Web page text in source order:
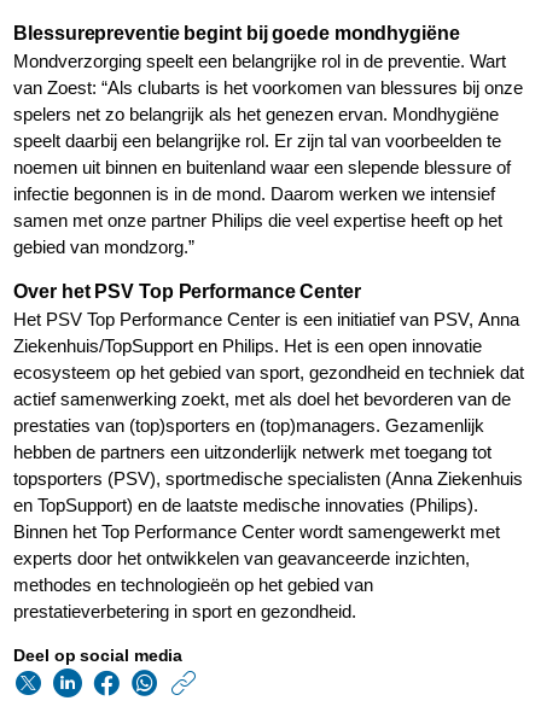
Blessurepreventie begint bij goede mondhygiëne
Mondverzorging speelt een belangrijke rol in de preventie. Wart
van Zoest: “Als clubarts is het voorkomen van blessures bij onze
spelers net zo belangrijk als het genezen ervan. Mondhygiëne
speelt daarbij een belangrijke rol. Er zijn tal van voorbeelden te
noemen uit binnen en buitenland waar een slepende blessure of
infectie begonnen is in de mond. Daarom werken we intensief
samen met onze partner Philips die veel expertise heeft op het
gebied van mondzorg.”
Over het PSV Top Performance Center
Het PSV Top Performance Center is een initiatief van PSV, Anna
Ziekenhuis/TopSupport en Philips. Het is een open innovatie
ecosysteem op het gebied van sport, gezondheid en techniek dat
actief samenwerking zoekt, met als doel het bevorderen van de
prestaties van (top)sporters en (top)managers. Gezamenlijk
hebben de partners een uitzonderlijk netwerk met toegang tot
topsporters (PSV), sportmedische specialisten (Anna Ziekenhuis
en TopSupport) en de laatste medische innovaties (Philips).
Binnen het Top Performance Center wordt samengewerkt met
experts door het ontwikkelen van geavanceerde inzichten,
methodes en technologieën op het gebied van
prestatieverbetering in sport en gezondheid.
Deel op social media